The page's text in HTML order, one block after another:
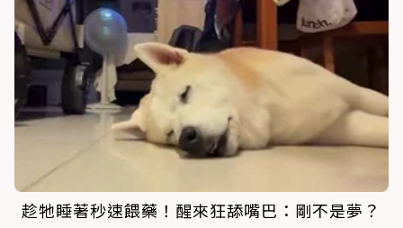
趁牠睡著秒速餵藥！醒來狂舔嘴巴：剛不是夢？